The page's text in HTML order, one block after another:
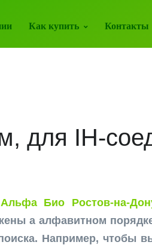
Как купить Контакты
для IH-
Альфа Био Ростов-на-
а алфавитном
Например, чтобы